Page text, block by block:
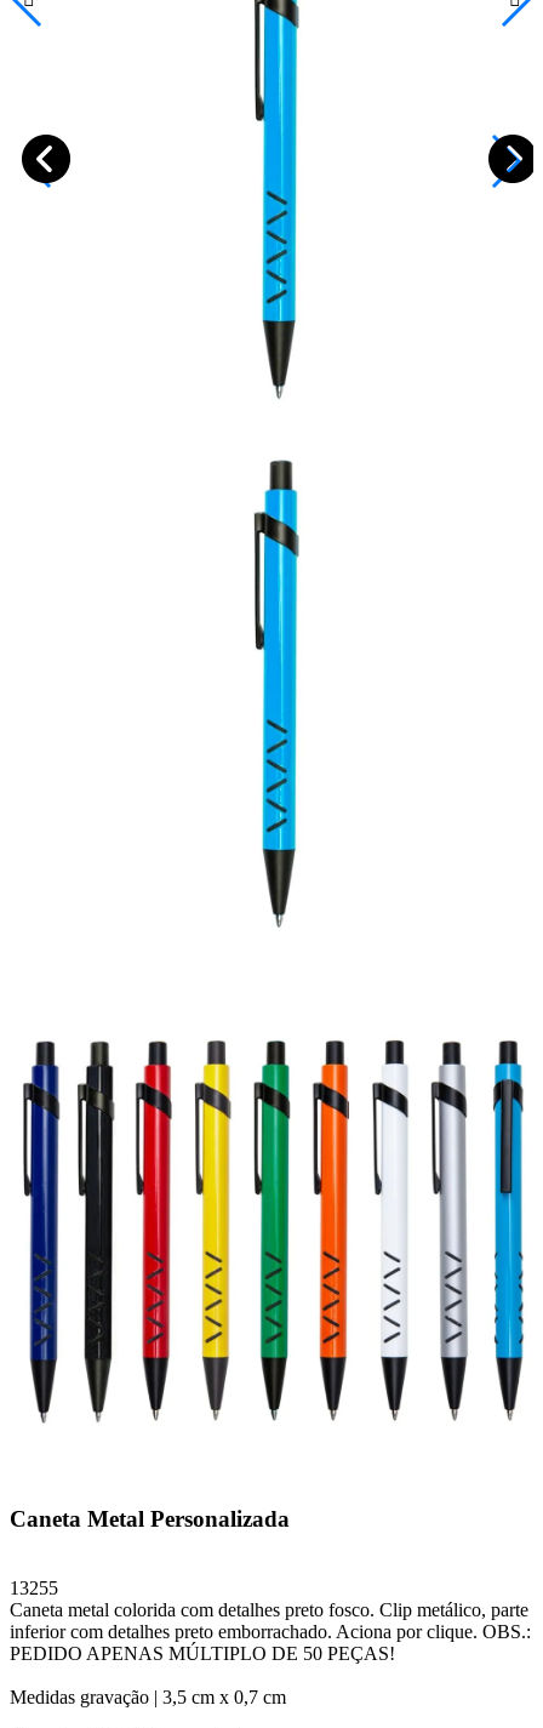
Caneta Metal Personalizada
13255
Caneta metal colorida com detalhes preto fosco. Clip metálico, parte
inferior com detalhes preto emborrachado. Aciona por clique. OBS.:
PEDIDO APENAS MÚLTIPLO DE 50 PEÇAS!
Medidas gravação | 3,5 cm x 0,7 cm